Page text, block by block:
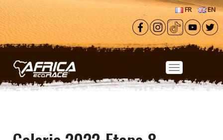
Aller au contenu principal
FR EN